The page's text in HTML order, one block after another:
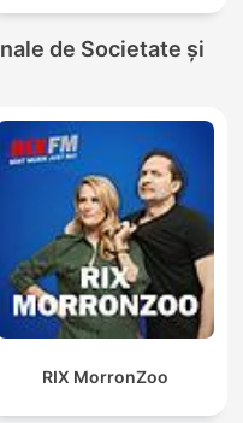
de Societate și
RIX MorronZoo